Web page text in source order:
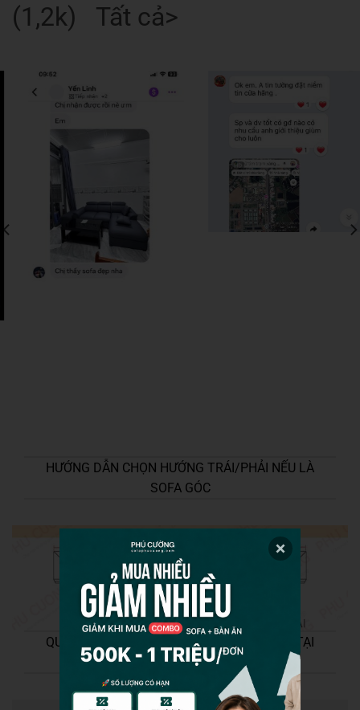
(1,2k) Tất cả>
HƯỚNG DẪN CHỌN HƯỚNG TRÁI/PHẢI NẾU LÀ
SOFA GÓC
QUY TRÌNH SẢN XUẤT & NHẬP KHẨU SOFA TẠI
PHÚ CƯỜNG